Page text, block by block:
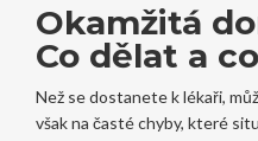
Okamžitá
Co dělat a
Než se dostanete k lékaři,
však na časté chyby, které